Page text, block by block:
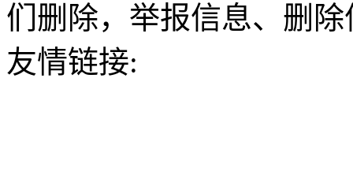
们删除，举报信息、删
友情链接: